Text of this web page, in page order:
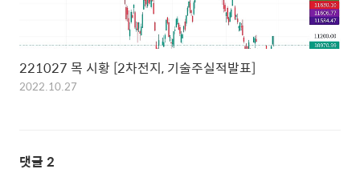
221027 목 시황 [2차전지, 기술주실적발표]
2022.10.27
댓글 2